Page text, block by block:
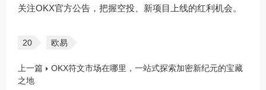
关注OKX官方公告，把握空投、新项目上线的红利机会。
20 欧易
上一篇
OKX符文市场在哪里，一站式探索加密新纪元的宝藏
之地